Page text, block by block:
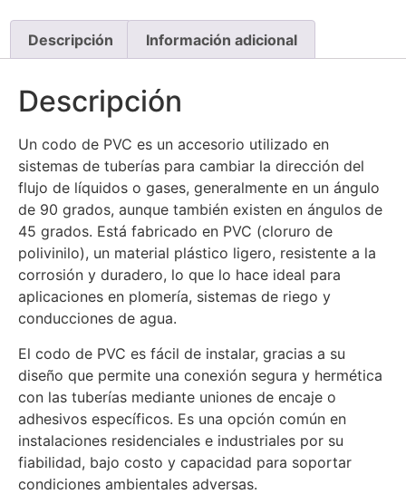
Descripción Información adicional
Descripción
Un codo de PVC es un accesorio utilizado en
sistemas de tuberías para cambiar la dirección del
flujo de líquidos o gases, generalmente en un ángulo
de 90 grados, aunque también existen en ángulos de
45 grados. Está fabricado en PVC (cloruro de
polivinilo), un material plástico ligero, resistente a la
corrosión y duradero, lo que lo hace ideal para
aplicaciones en plomería, sistemas de riego y
conducciones de agua.
El codo de PVC es fácil de instalar, gracias a su
diseño que permite una conexión segura y hermética
con las tuberías mediante uniones de encaje o
adhesivos específicos. Es una opción común en
instalaciones residenciales e industriales por su
fiabilidad, bajo costo y capacidad para soportar
condiciones ambientales adversas.